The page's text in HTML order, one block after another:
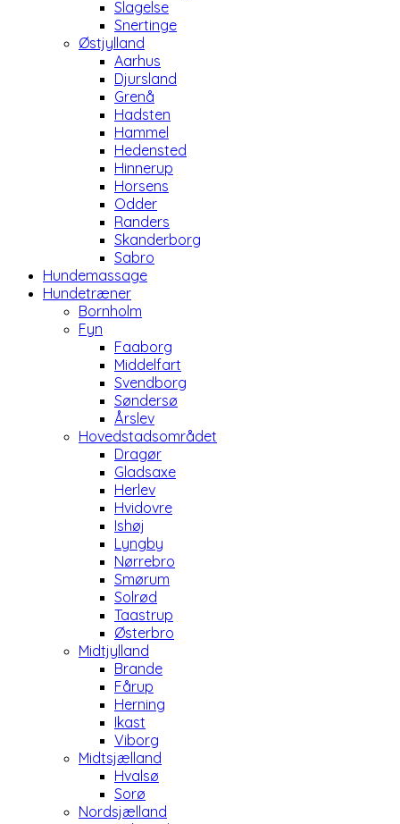
Slagelse
Snertinge
Østjylland
Aarhus
Djursland
Grenå
Hadsten
Hammel
Hedensted
Hinnerup
Horsens
Odder
Randers
Skanderborg
Sabro
Hundemassage
Hundetræner
Bornholm
Fyn
Faaborg
Middelfart
Svendborg
Søndersø
Årslev
Hovedstadsområdet
Dragør
Gladsaxe
Herlev
Hvidovre
Ishøj
Lyngby
Nørrebro
Smørum
Solrød
Taastrup
Østerbro
Midtjylland
Brande
Fårup
Herning
Ikast
Viborg
Midtsjælland
Hvalsø
Sorø
Nordsjælland